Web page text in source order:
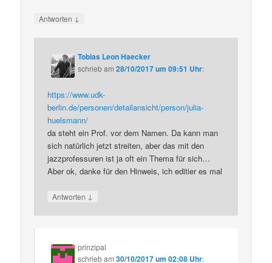
Antworten ↓
Tobias Leon Haecker
schriebam28/10/2017 um 09:51 Uhr:
https://www.udk-
berlin.de/personen/detailansicht/person/julia-
huelsmann/
da steht ein Prof. vor dem Namen. Da kann man
sich natürlich jetzt streiten, aber das mit den
jazzprofessuren ist ja oft ein Thema für sich…
Aber ok, danke für den Hinweis, ich editier es mal
Antworten ↓
prinzipal
schriebam30/10/2017 um 02:08 Uhr: